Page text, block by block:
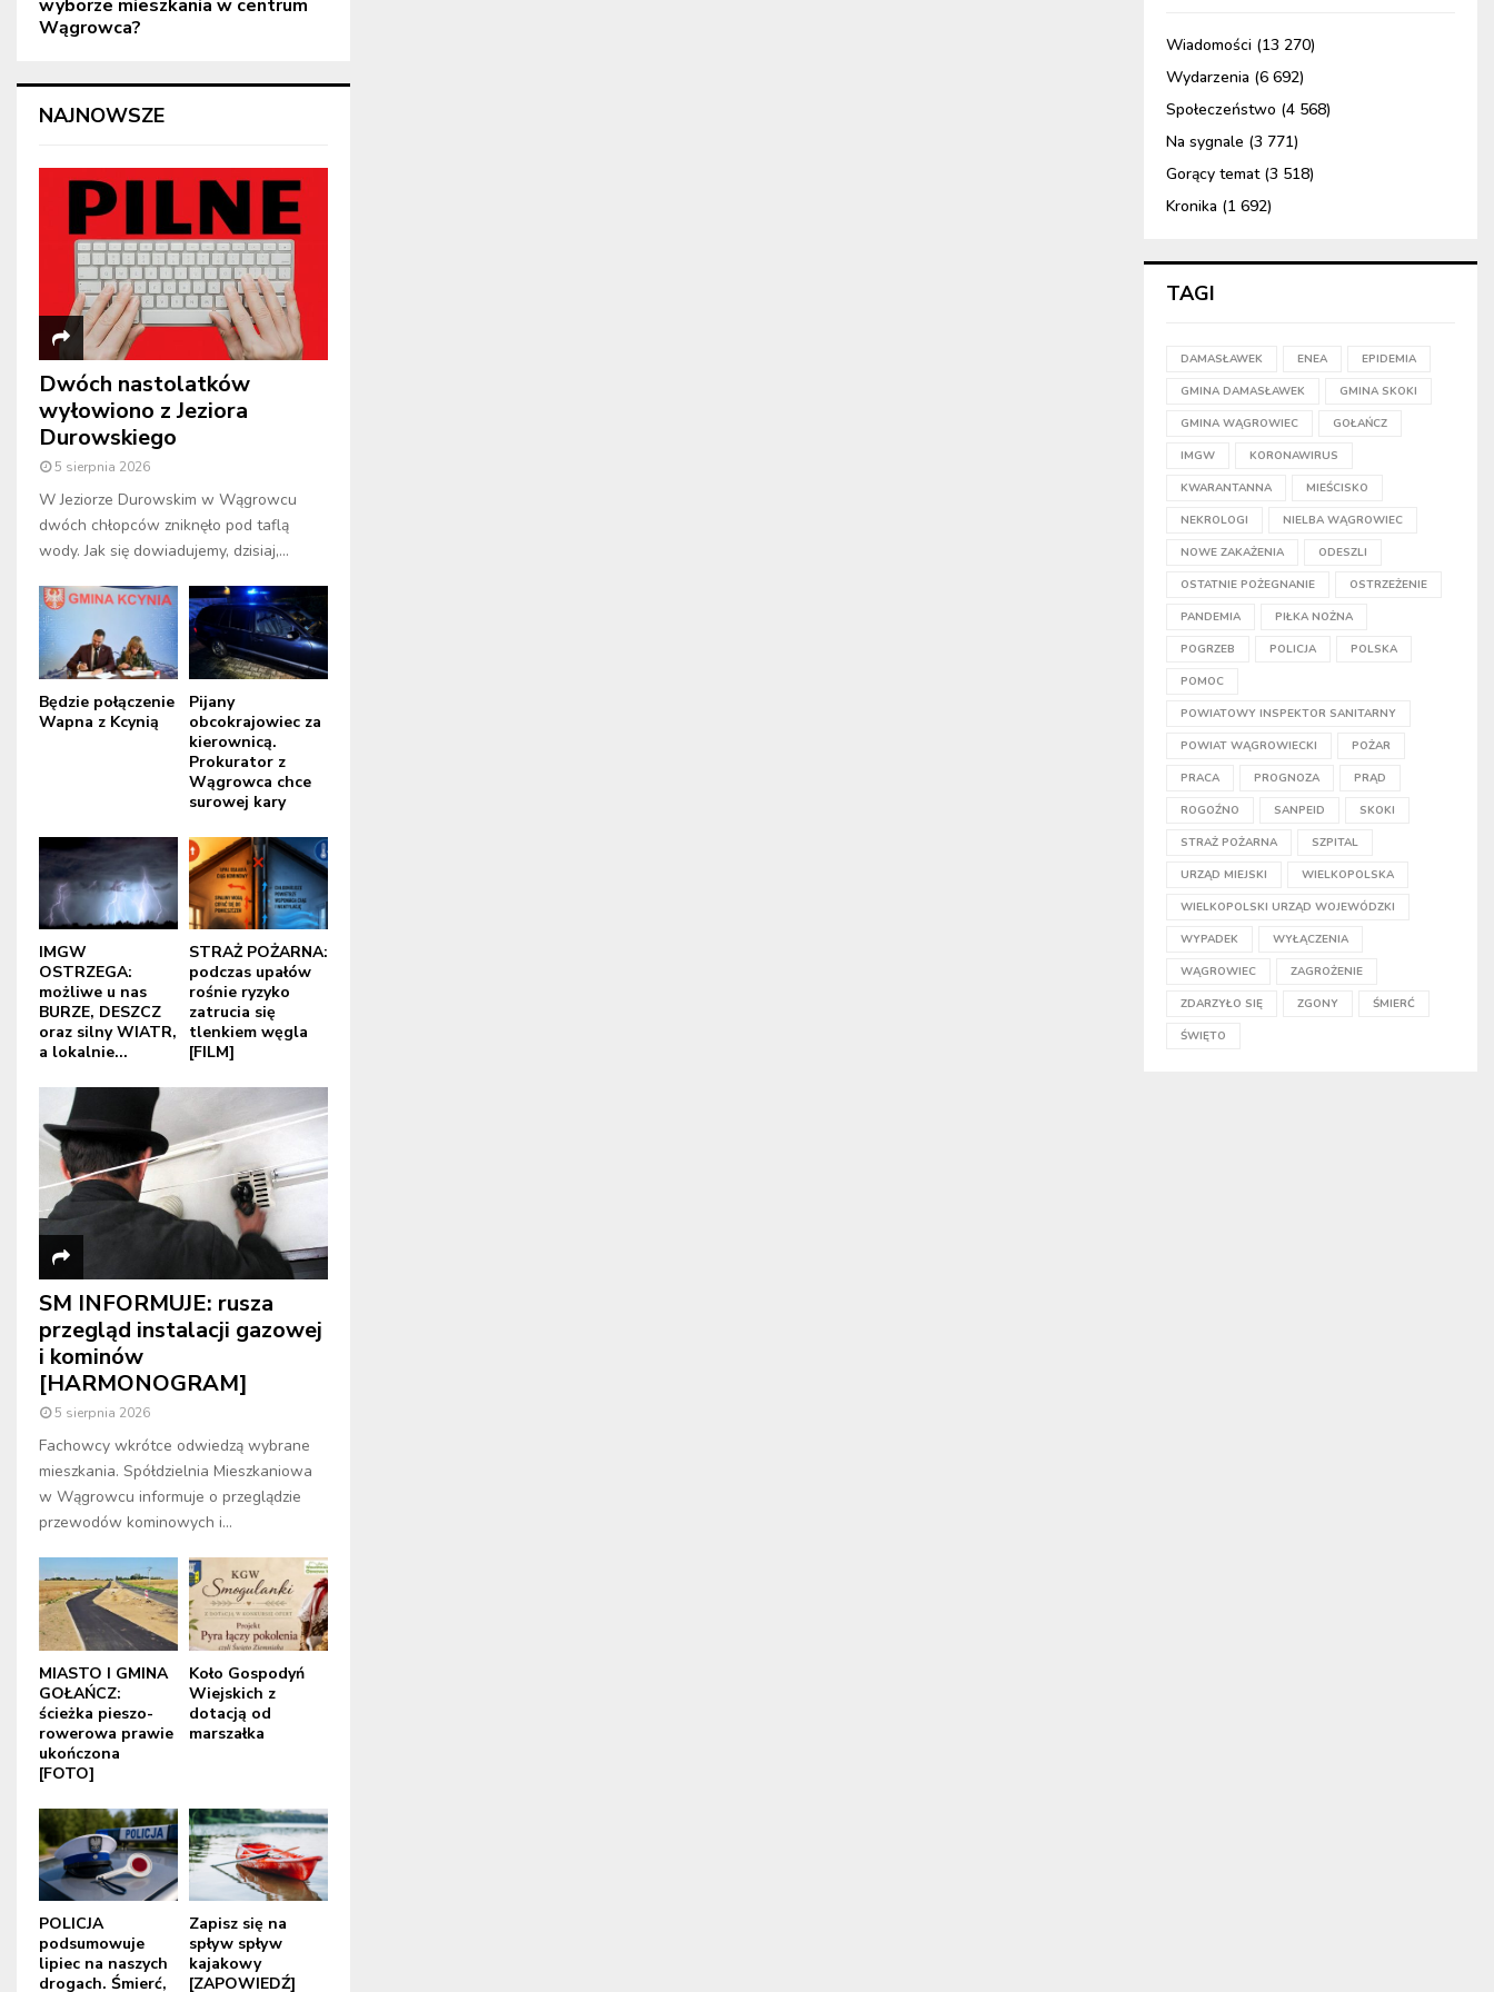
wyborze mieszkania w centrum
Wągrowca?
NAJNOWSZE
Dwóch nastolatków
wyłowiono z Jeziora
Durowskiego
5 sierpnia 2026
W Jeziorze Durowskim w Wągrowcu
dwóch chłopców zniknęło pod taflą
wody. Jak się dowiadujemy, dzisiaj,...
Będzie połączenie
Wapna z Kcynią
Pijany
obcokrajowiec za
kierownicą.
Prokurator z
Wągrowca chce
surowej kary
IMGW
OSTRZEGA:
możliwe u nas
BURZE, DESZCZ
oraz silny WIATR,
a lokalnie...
STRAŻ POŻARNA:
podczas upałów
rośnie ryzyko
zatrucia się
tlenkiem węgla
[FILM]
SM INFORMUJE: rusza
przegląd instalacji gazowej
i kominów
[HARMONOGRAM]
5 sierpnia 2026
Fachowcy wkrótce odwiedzą wybrane
mieszkania. Spółdzielnia Mieszkaniowa
w Wągrowcu informuje o przeglądzie
przewodów kominowych i...
MIASTO I GMINA
GOŁAŃCZ:
ścieżka pieszo-
rowerowa prawie
ukończona
[FOTO]
Koło Gospodyń
Wiejskich z
dotacją od
marszałka
POLICJA
podsumowuje
lipiec na naszych
drogach. Śmierć,
Zapisz się na
spływ spływ
kajakowy
[ZAPOWIEDŹ]
Wiadomości (13 270)
Wydarzenia (6 692)
Społeczeństwo (4 568)
Na sygnale (3 771)
Gorący temat(3 518)
Kronika (1 692)
TAGI
DAMASŁAWEK ENEA EPIDEMIA
GMINA DAMASŁAWEK GMINA SKOKI
GMINA WĄGROWIEC GOŁAŃCZ
IMGW KORONAWIRUS
KWARANTANNA MIEŚCISKO
NEKROLOGI NIELBA WĄGROWIEC
NOWE ZAKAŻENIA ODESZLI
OSTATNIE POŻEGNANIE OSTRZEŻENIE
PANDEMIA PIŁKA NOŻNA
POGRZEB POLICJA POLSKA
POMOC
POWIATOWY INSPEKTOR SANITARNY
POWIAT WĄGROWIECKI POŻAR
PRACA PROGNOZA PRĄD
ROGOŹNO SANPEID SKOKI
STRAŻ POŻARNA SZPITAL
URZĄD MIEJSKI WIELKOPOLSKA
WIELKOPOLSKI URZĄD WOJEWÓDZKI
WYPADEK WYŁĄCZENIA
WĄGROWIEC ZAGROŻENIE
ZDARZYŁO SIĘ ZGONY ŚMIERĆ
ŚWIĘTO